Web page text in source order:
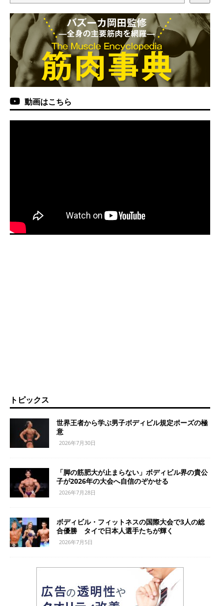
動画はこちら
トピックス
世界王者から学ぶ男子ボディビル規定ポーズの極
意
2026年7月30日
「脚の筋肥大が止まらない」ボディビル界の貴公
子が2026年の大会へ自信のぞかせる
2026年7月28日
ボディビル・フィットネスの国際大会で3人の総
合優勝 タイで日本人選手たちが輝く
2026年7月5日